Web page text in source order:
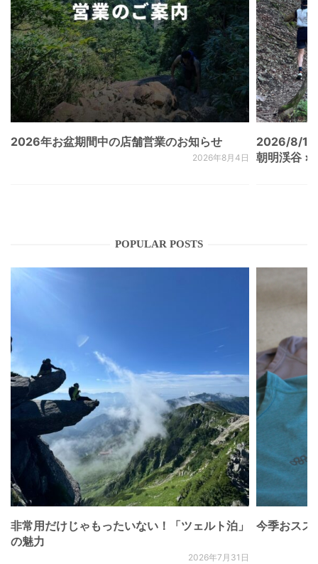
2026年お盆期間中の店舗営業のお知らせ
2026年8月4日
2026/8/
朝明渓谷 ×
POPULAR POSTS
非常用だけじゃもったいない！「ツェルト泊」
の魅力
2026年7月31日
今季おスス